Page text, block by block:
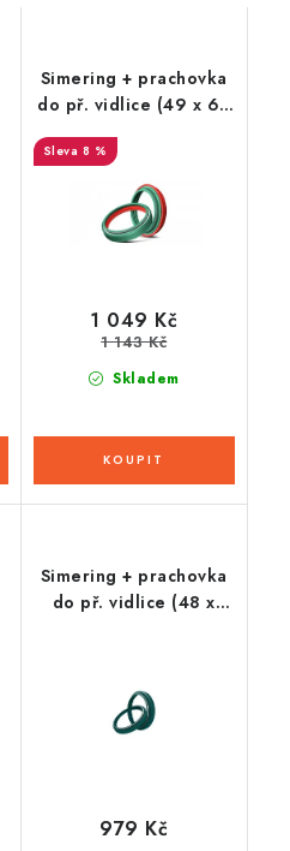
Simering + prachovka
do př. vidlice (49 x 60
x 10 mm, Showa 49
mm, DC), SKF (zeleno-
červené)
8 %
Skladem
1 049 Kč
1 143 Kč
Simering + prachovka
do př. vidlice (48 x
979 Kč